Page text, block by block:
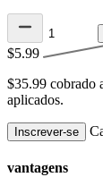
$5.99
$35.99 cobrado
aplicados.
Inscrever-se
vantagens